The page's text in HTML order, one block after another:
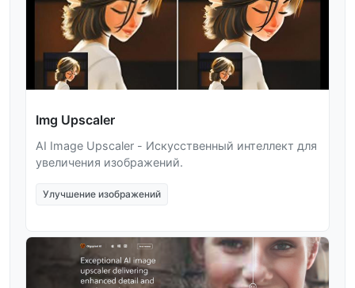
Img Upscaler
AI Image Upscaler - Искусственный интеллект для
увеличения изображений.
Улучшение изображений